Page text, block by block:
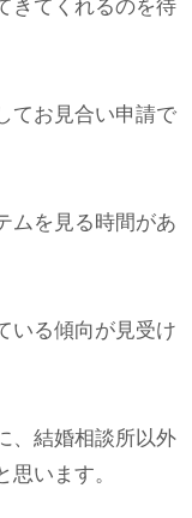
きてくれるのを待
てお見合い申請で
ムを見る時間があ
いる傾向が見受け
、結婚相談所以外
います。